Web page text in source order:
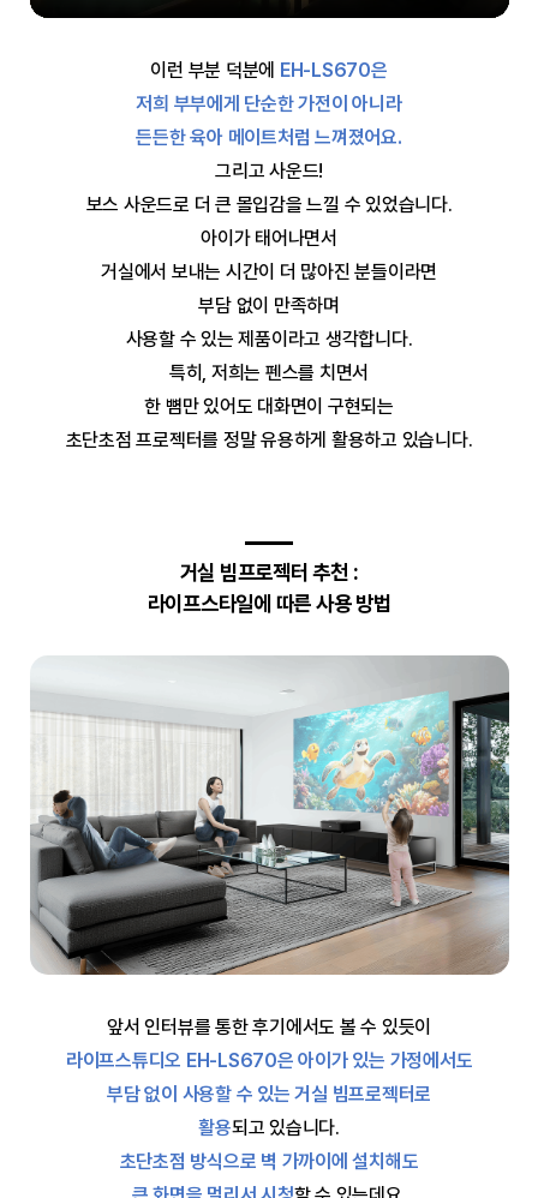
이런 부분 덕분에 EH-LS670은
저희 부부에게 단순한 가전이 아니라
든든한 육아 메이트처럼 느껴졌어요.
그리고 사운드!
보스 사운드로 더 큰 몰입감을 느낄 수 있었습니다.
아이가 태어나면서
거실에서 보내는 시간이 더 많아진 분들이라면
부담 없이 만족하며
사용할 수 있는 제품이라고 생각합니다.
특히, 저희는 펜스를 치면서
한 뼘만 있어도 대화면이 구현되는
초단초점 프로젝터를 정말 유용하게 활용하고 있습니다.
거실 빔프로젝터 추천 :
라이프스타일에 따른 사용 방법
앞서 인터뷰를 통한 후기에서도 볼 수 있듯이
라이프스튜디오 EH-LS670은 아이가 있는 가정에서도
부담 없이 사용할 수 있는 거실 빔프로젝터로
활용되고 있습니다.
초단초점 방식으로 벽 가까이에 설치해도